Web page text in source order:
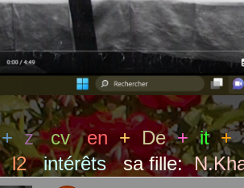
+ z cv en + De + it +
l2 intérêts sa fille: